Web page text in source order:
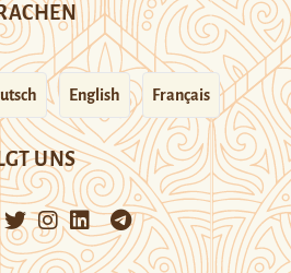
English Français
UNS